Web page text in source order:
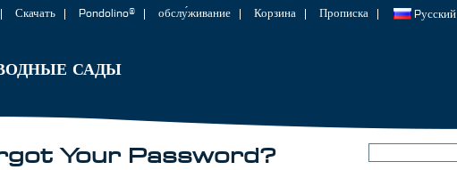
САДЫ
Скачать Pondolino® обслу́живание Корзина Прописка Pусский
Your Password?